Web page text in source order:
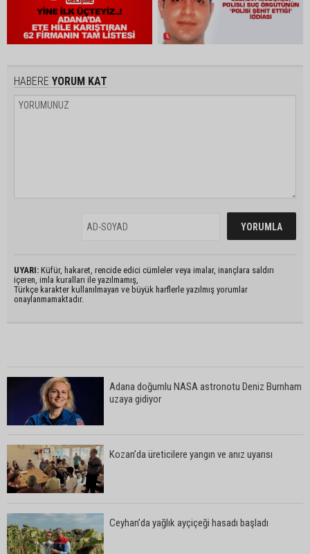
HABERE YORUM KAT
UYARI: Küfür, hakaret, rencide edici cümleler veya imalar, inançlara saldırı
içeren, imla kuralları ile yazılmamış,
Türkçe karakter kullanılmayan ve büyük harflerle yazılmış yorumlar
onaylanmamaktadır.
Adana doğumlu NASA astronotu Deniz Burnham
uzaya gidiyor
Kozan’da üreticilere yangın ve anız uyarısı
Ceyhan’da yağlık ayçiçeği hasadı başladı